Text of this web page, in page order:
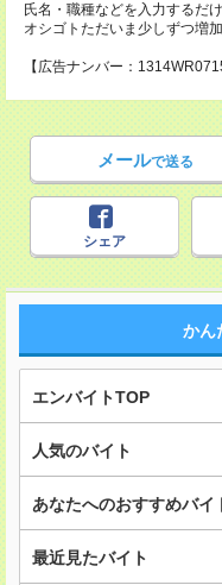
氏名・職種などを入力するだ
オシゴトただいま少しずつ増
【広告ナンバー：
メールで送る
シェア
かん
エンバイトTOP
人気のバイト
あなたへのおすすめバイ
最近見たバイト